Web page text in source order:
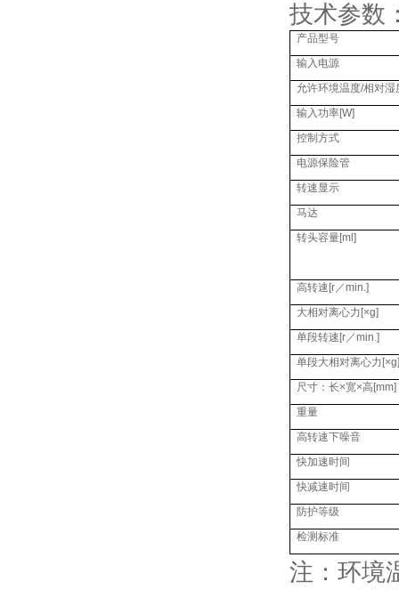
技术参数
产品型号
输入电源
允许环境温度/相对湿
输入功率[W]
控制方式
电源保险管
转速显示
马达
转头容量[ml]
高转速 [r／min.]
大相对离心力 [×g]
单段转速 [r／min.]
单段大相对离心力
尺寸：长×宽×高[mm]
重量
高转速下噪音
快加速时间
快减速时间
防护等级
检测标准
注：环境